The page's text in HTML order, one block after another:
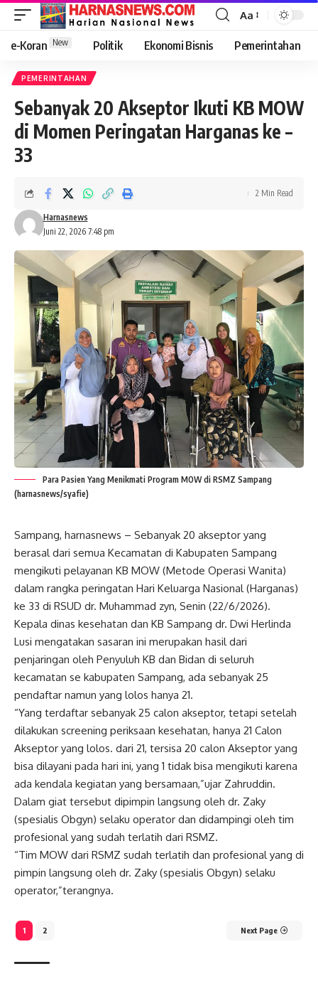
Aa
e-Koran New Politik Ekonomi Bisnis Pemerintahan
PEMERINTAHAN
Sebanyak 20 Akseptor Ikuti KB MOW
di Momen Peringatan Harganas ke –
33
Juni 22, 2026 7:48 pm
Harnasnews
2 Min Read
Para Pasien Yang Menikmati Program MOW di RSMZ Sampang
(harnasnews/syafie)
Sampang, harnasnews – Sebanyak 20 akseptor yang
berasal dari semua Kecamatan di Kabupaten Sampang
mengikuti pelayanan KB MOW (Metode Operasi Wanita)
dalam rangka peringatan Hari Keluarga Nasional (Harganas)
ke 33 di RSUD dr. Muhammad zyn, Senin (22/6/2026).
Kepala dinas kesehatan dan KB Sampang dr. Dwi Herlinda
Lusi mengatakan sasaran ini merupakan hasil dari
penjaringan oleh Penyuluh KB dan Bidan di seluruh
kecamatan se kabupaten Sampang, ada sebanyak 25
pendaftar namun yang lolos hanya 21.
“Yang terdaftar sebanyak 25 calon akseptor, tetapi setelah
dilakukan screening periksaan kesehatan, hanya 21 Calon
Akseptor yang lolos. dari 21, tersisa 20 calon Akseptor yang
bisa dilayani pada hari ini, yang 1 tidak bisa mengikuti karena
ada kendala kegiatan yang bersamaan,”ujar Zahruddin.
Dalam giat tersebut dipimpin langsung oleh dr. Zaky
(spesialis Obgyn) selaku operator dan didampingi oleh tim
profesional yang sudah terlatih dari RSMZ.
“Tim MOW dari RSMZ sudah terlatih dan profesional yang di
pimpin langsung oleh dr. Zaky (spesialis Obgyn) selaku
operator,”terangnya.
1 2 Next Page